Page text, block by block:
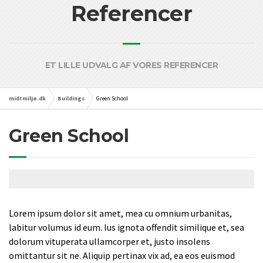
Referencer
ET LILLE UDVALG AF VORES REFERENCER
midtmiljø.dk Buildings Green School
Green School
Lorem ipsum dolor sit amet, mea cu omnium urbanitas,
labitur volumus id eum. Ius ignota offendit similique et, sea
dolorum vituperata ullamcorper et, justo insolens
omittantur sit ne. Aliquip pertinax vix ad, ea eos euismod